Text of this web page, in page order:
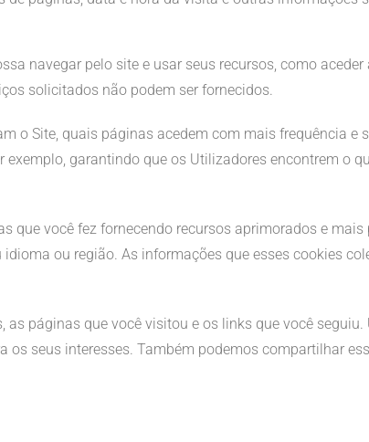
navegar pelo site e usar seus recursos, como aceder
solicitados não podem ser fornecidos.
o Site, quais páginas acedem com mais frequência e
garantindo que os Utilizadores encontrem o
que você fez fornecendo recursos aprimorados e
ou região. As informações que esses cookies
páginas que você visitou e os links que você seguiu.
seus interesses. Também podemos compartilhar